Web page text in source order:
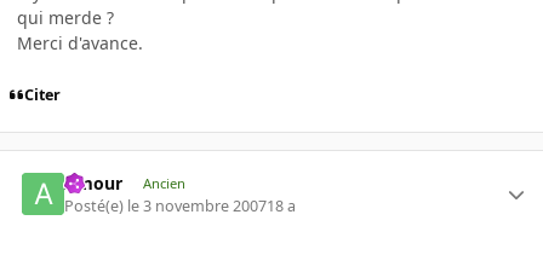
qui merde ?
Merci d'avance.
Citer
Amour Ancien
Posté(e) le 3 novembre 200718 a